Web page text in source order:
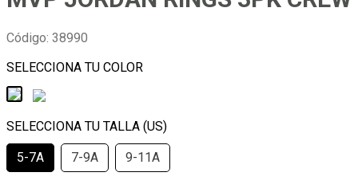
Código: 38990
5-7A 7-9A 9-11A